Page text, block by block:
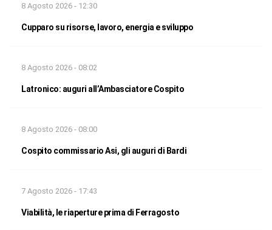
8 Agosto 2026 - 12:30
Cupparo su risorse, lavoro, energia e sviluppo
8 Agosto 2026 - 08:02
Latronico: auguri all’Ambasciatore Cospito
8 Agosto 2026 - 08:00
Cospito commissario Asi, gli auguri di Bardi
7 Agosto 2026 - 17:43
Viabilità, le riaperture prima di Ferragosto